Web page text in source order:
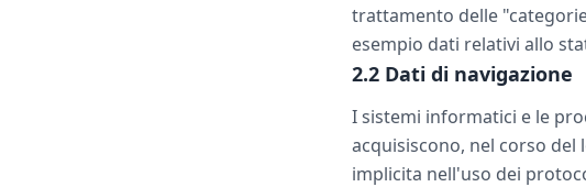
trattamento delle
esempio dati relativi allo
2.2 Dati di navigazione
I sistemi informatici e le
acquisiscono, nel corso
implicita nell'uso dei